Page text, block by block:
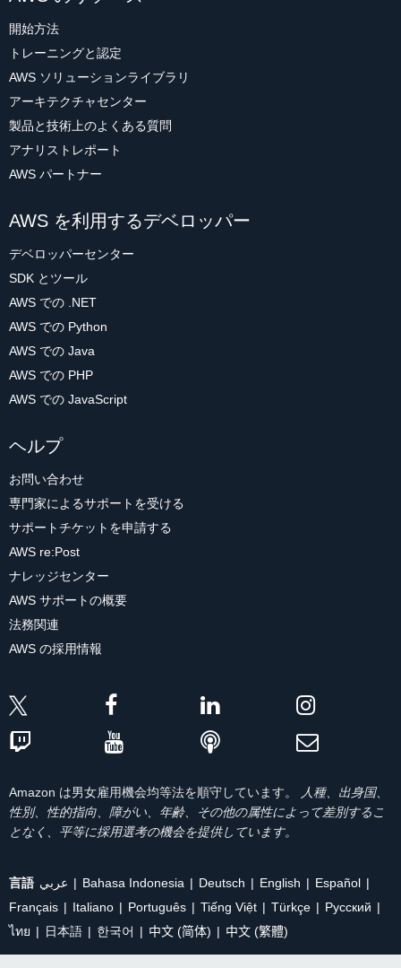
開始方法
トレーニングと認定
AWS ソリューションライブラリ
アーキテクチャセンター
製品と技術上のよくある質問
アナリストレポート
AWS パートナー
AWS を利用するデベロッパー
デベロッパーセンター
SDK とツール
AWS での .NET
AWS での Python
AWS での Java
AWS での PHP
AWS での JavaScript
ヘルプ
お問い合わせ
専門家によるサポートを受ける
サポートチケットを申請する
AWS re:Post
ナレッジセンター
AWS サポートの概要
法務関連
AWS の採用情報
Amazon は男女雇用機会均等法を順守しています。
人種、出身国、
性別、性的指向、障がい、年齢、その他の属性によって差別するこ
となく、平等に採用選考の機会を提供しています。
言語 عربي Bahasa Indonesia Deutsch English
Español
Français
Italiano Português Tiếng Việt Türkçe
Ρусский
ไทย
日本語 한국어 中文 (简体) 中文 (繁體)